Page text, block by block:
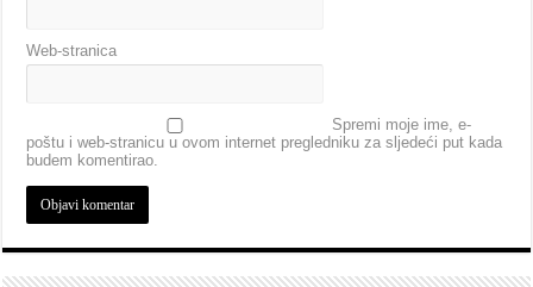
Web-stranica
Spremi moje ime, e-
poštu i web-stranicu u ovom internet pregledniku za sljedeći put kada
budem komentirao.